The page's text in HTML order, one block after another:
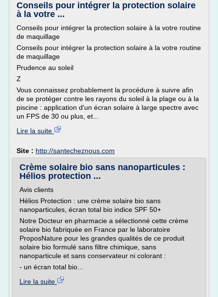
Conseils pour intégrer la protection solaire
à la votre ...
Conseils pour intégrer la protection solaire à la votre routine
de maquillage
Conseils pour intégrer la protection solaire à la votre routine
de maquillage
Prudence au soleil
Z
Vous connaissez probablement la procédure à suivre afin
de se protéger contre les rayons du soleil à la plage ou à la
piscine : application d'un écran solaire à large spectre avec
un FPS de 30 ou plus, et...
Lire la suite
Site : http://santecheznous.com
Crème solaire bio sans nanoparticules :
Hélios protection ...
Avis clients
Hélios Protection : une crème solaire bio sans
nanoparticules, écran total bio indice SPF 50+
Notre Docteur en pharmacie a sélectionné cette crème
solaire bio fabriquée en France par le laboratoire
ProposNature pour les grandes qualités de ce produit
solaire bio formulé sans filtre chimique, sans
nanoparticule et sans conservateur ni colorant :
- un écran total bio...
Lire la suite